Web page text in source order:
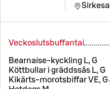
Veckoslutsbuffantai
Bearnaise-kyckling L, G
Köttbullar i gräddssås L, G
Kikärts-morotsbiffar VE,